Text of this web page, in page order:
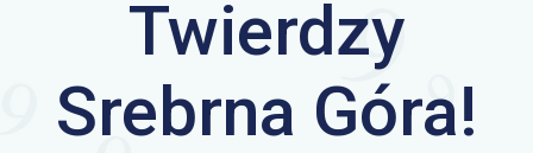
Twierdzy
Srebrna Góra!